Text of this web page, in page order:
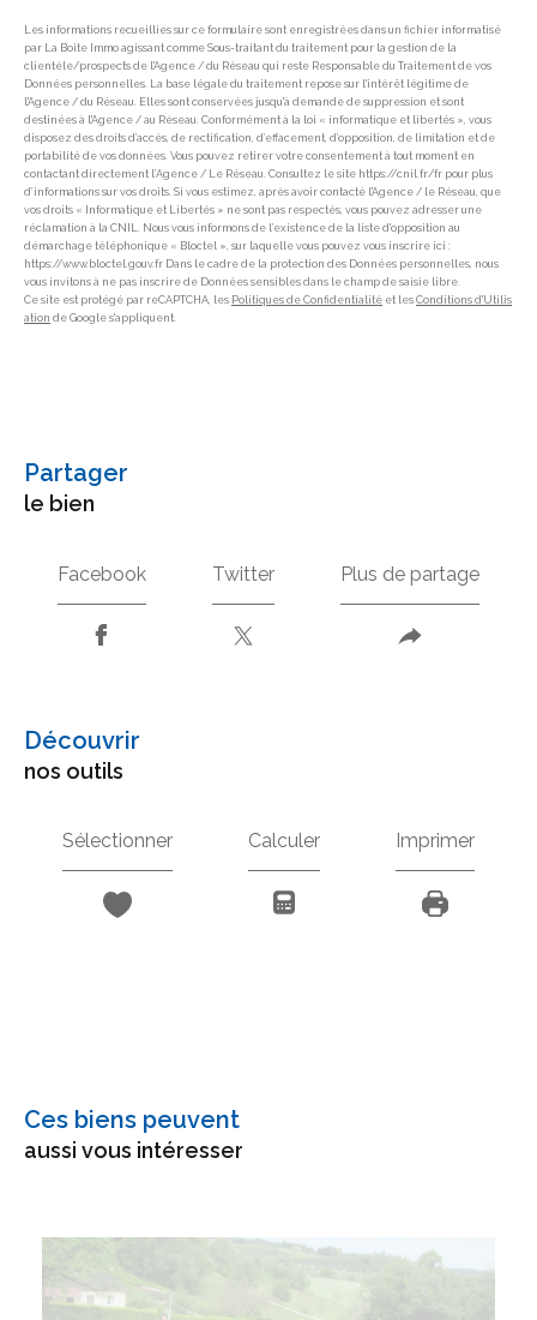
Les informations recueillies sur ce formulaire sont enregistrées dans un fichier informatisé
par La Boite Immo agissant comme Sous-traitant du traitement pour la gestion de la
clientèle/prospects de l'Agence / du Réseau qui reste Responsable du Traitement de vos
Données personnelles. La base légale du traitement repose sur l'intérêt légitime de
l'Agence / du Réseau. Elles sont conservées jusqu'à demande de suppression et sont
destinées à l'Agence / au Réseau. Conformément à la loi « informatique et libertés », vous
disposez des droits d’accès, de rectification, d’effacement, d’opposition, de limitation et de
portabilité de vos données. Vous pouvez retirer votre consentement à tout moment en
contactant directement l’Agence / Le Réseau. Consultez le site https://cnil.fr/fr pour plus
d’informations sur vos droits. Si vous estimez, après avoir contacté l'Agence / le Réseau, que
vos droits « Informatique et Libertés » ne sont pas respectés, vous pouvez adresser une
réclamation à la CNIL. Nous vous informons de l’existence de la liste d'opposition au
démarchage téléphonique « Bloctel », sur laquelle vous pouvez vous inscrire ici :
https://www.bloctel.gouv.fr Dans le cadre de la protection des Données personnelles, nous
vous invitons à ne pas inscrire de Données sensibles dans le champ de saisie libre.
Ce site est protégé par reCAPTCHA, les Politiques de Confidentialité et les Conditions d'Utilis
ation de Google s'appliquent.
partager
le bien
Facebook Twitter Plus de partage
découvrir
nos outils
Sélectionner Calculer Imprimer
Ces biens peuvent
aussi vous intéresser